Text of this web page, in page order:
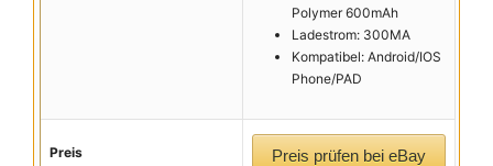
Polymer 600mAh
Ladestrom: 300MA
Kompatibel: Android/IOS
Phone/PAD
Preis Preis prüfen bei eBay